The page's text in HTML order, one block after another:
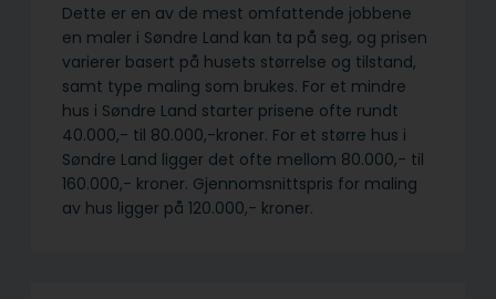
Dette er en av de mest omfattende jobbene
en maler i Søndre Land kan ta på seg, og prisen
varierer basert på husets størrelse og tilstand,
samt type maling som brukes. For et mindre
hus i Søndre Land starter prisene ofte rundt
40.000,- til 80.000,-kroner. For et større hus i
Søndre Land ligger det ofte mellom 80.000,- til
160.000,- kroner. Gjennomsnittspris for maling
av hus ligger på 120.000,- kroner.